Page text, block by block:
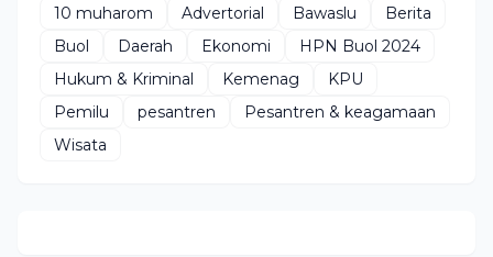
10 muharom
Advertorial Bawaslu
Berita
Buol
Daerah Ekonomi
HPN Buol 2024
Hukum & Kriminal
Kemenag
KPU
Pemilu
pesantren
Pesantren & keagamaan
Wisata